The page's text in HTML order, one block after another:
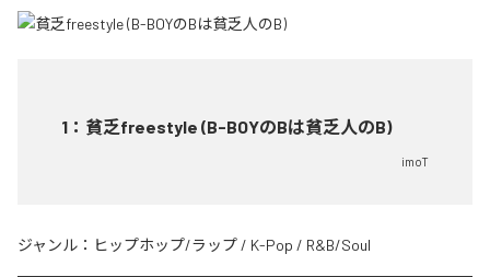
1 ： 貧乏freestyle (B-BOYのBは貧乏人のB)
imoT
ジャンル： ヒップホップ/ラップ / K-Pop / R&B/Soul